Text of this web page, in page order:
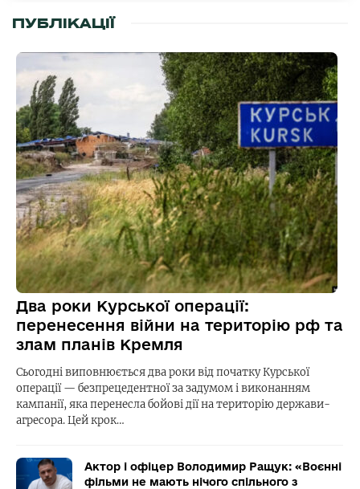
ПУБЛІКАЦІЇ
Два роки Курської операції:
перенесення війни на територію рф та
злам планів Кремля
Сьогодні виповнюється два роки від початку Курської
операції — безпрецедентної за задумом і виконанням
кампанії, яка перенесла бойові дії на територію держави-
агресора. Цей крок…
Актор і офіцер Володимир Ращук: «Воєнні
фільми не мають нічого спільного з